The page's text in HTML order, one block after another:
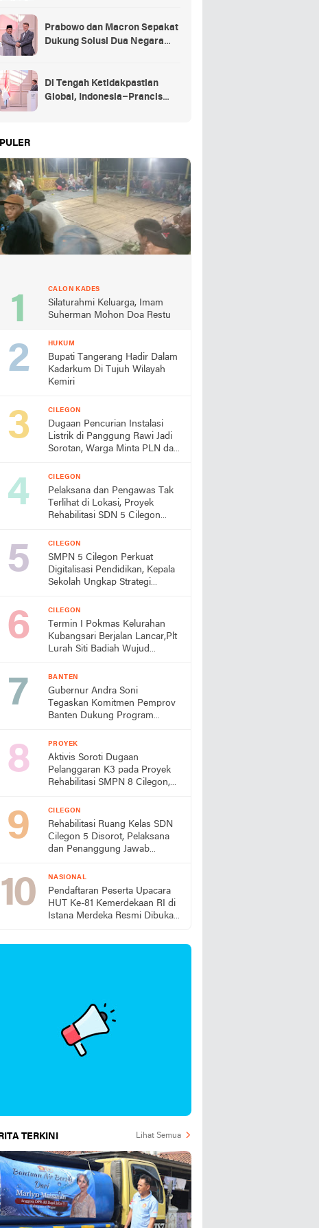
Prabowo dan Macron Sepakat
Dukung Solusi Dua Negara
Di Tengah Ketidakpastian
Global, Indonesia–Prancis
CALON KADES
Silaturahmi Keluarga, Imam
Suherman Mohon Doa Restu
HUKUM
Bupati Tangerang Hadir Dalam
Kadarkum Di Tujuh Wilayah
Kemiri
CILEGON
Dugaan Pencurian Instalasi
Listrik di Panggung Rawi Jadi
Sorotan, Warga Minta PLN dan
CILEGON
Pelaksana dan Pengawas Tak
Terlihat di Lokasi, Proyek
Rehabilitasi SDN 5 Cilegon
Turun Tangan
CILEGON
SMPN 5 Cilegon Perkuat
Digitalisasi Pendidikan, Kepala
Sekolah Ungkap Strategi
Unggulan Siswa
CILEGON
Termin I Pokmas Kelurahan
Kubangsari Berjalan Lancar,Plt
Lurah Siti Badiah Wujud
Lingkungan
BANTEN
Gubernur Andra Soni
Tegaskan Komitmen Pemprov
Banten Dukung Program
PROYEK
Aktivis Soroti Dugaan
Pelanggaran K3 pada Proyek
Rehabilitasi SMPN 8 Cilegon,
CILEGON
Rehabilitasi Ruang Kelas SDN
Cilegon 5 Disorot, Pelaksana
dan Penanggung Jawab
Berada di Lokasi
NASIONAL
Pendaftaran Peserta Upacara
HUT Ke-81 Kemerdekaan RI di
Istana Merdeka Resmi Dibuka
TERKINI Lihat Semua